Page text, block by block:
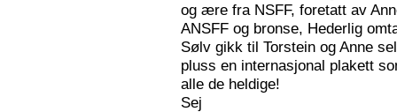
og ære fra NSFF, foretatt av
ANSFF og bronse, Hederlig
Sølv gikk til Torstein og Anne
pluss en internasjonal plakett
alle de heldige!
Sej